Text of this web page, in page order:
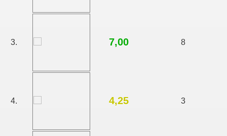
3. 7,00 8
4. 4,25 3